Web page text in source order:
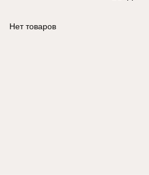
Нет товаров